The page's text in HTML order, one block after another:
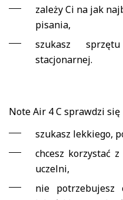
zależy Ci na jak
pisania,
szukasz
stacjonarnej.
Note Air 4 C sprawdzi
szukasz lekkiego,
chcesz korzystać
uczelni,
nie